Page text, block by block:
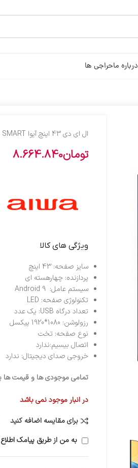
درباره ماحراجی ها
ال اي دي 43 اينچ آيوا N1843 SMART SMART
تومان8.664.840
ویژگی های کالا
سایز صفحه: 43 اینچ
پردازنده: چهارهسته ای
سیستم عامل: Android 9
تکنولوژی صفحه: LED
تعداد درگاه USB: یک عدد
رزولوشن: 1080*1920 پیکسل
نوع صفحه: تخت
اتصال بی‎سیم:ندارد
خروجی صدای دیجیتال: ندارد
تمامی موجودی ها و قیمت ها
در انبار موجود نمی باشد
برای مقایسه اضافه کنید
به من از طریق پیامک